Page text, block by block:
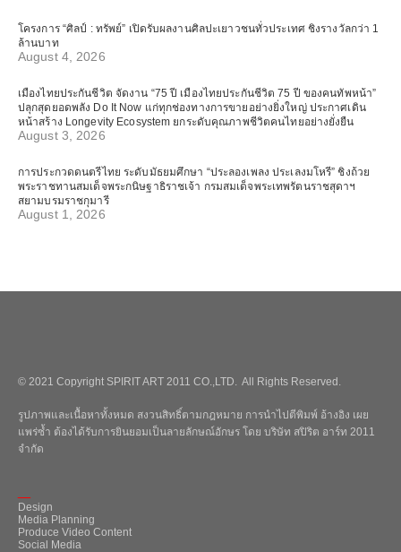
โครงการ “ศิลป์ : ทรัพย์” เปิดรับผลงานศิลปะเยาวชนทั่วประเทศ ชิงรางวัลกว่า 1
ล้านบาท
August 4, 2026
เมืองไทยประกันชีวิต จัดงาน “75 ปี เมืองไทยประกันชีวิต 75 ปี ของคนทัพหน้า”
ปลุกสุดยอดพลัง Do It Now แก่ทุกช่องทางการขายอย่างยิ่งใหญ่ ประกาศเดิน
หน้าสร้าง Longevity Ecosystem ยกระดับคุณภาพชีวิตคนไทยอย่างยั่งยืน
August 3, 2026
การประกวดดนตรีไทย ระดับมัธยมศึกษา “ประลองเพลง ประเลงมโหรี” ชิงถ้วย
พระราชทานสมเด็จพระกนิษฐาธิราชเจ้า กรมสมเด็จพระเทพรัตนราชสุดาฯ
สยามบรมราชกุมารี
August 1, 2026
© 2021 Copyright SPIRIT ART 2011 CO.,LTD. All Rights Reserved.
รูปภาพและเนื้อหาทั้งหมด สงวนสิทธิ์ตามกฎหมาย การนำไปตีพิมพ์ อ้างอิง เผย
แพร่ซ้ำ ต้องได้รับการยินยอมเป็นลายลักษณ์อักษร โดย บริษัท สปิริต อาร์ท 2011
จำกัด
Design
Media Planning
Produce Video Content
Social Media